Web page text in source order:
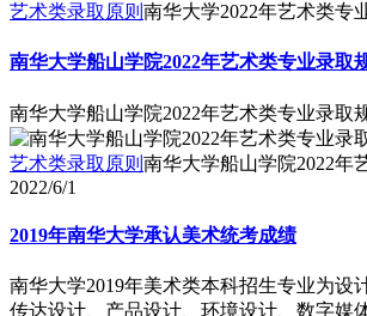
艺术类录取原则 南华大学2022年艺术类专
南华大学船山学院2022年艺术类专业录取
南华大学船山学院2022年艺术类专业录取
艺术类录取原则 南华大学船山学院2022年
2022/6/1
2019年南华大学承认美术统考成绩
南华大学2019年美术类本科招生专业为设
传达设计、产品设计、环境设计、数字媒